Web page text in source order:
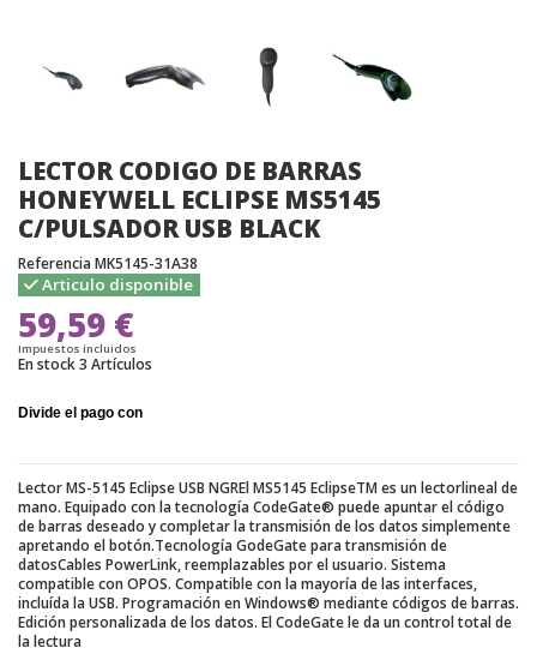
LECTOR CODIGO DE BARRAS
HONEYWELL ECLIPSE MS5145
C/PULSADOR USB BLACK
Referencia MK5145-31A38
Articulo disponible
59,59 €
Impuestos incluidos
En stock3 Artículos
Lector MS-5145 Eclipse USB NGREl MS5145 EclipseTM es un lectorlineal de
mano. Equipado con la tecnología CodeGate® puede apuntar el código
de barras deseado y completar la transmisión de los datos simplemente
apretando el botón.Tecnología GodeGate para transmisión de
datosCables PowerLink, reemplazables por el usuario. Sistema
compatible con OPOS. Compatible con la mayoría de las interfaces,
incluída la USB. Programación en Windows® mediante códigos de barras.
Edición personalizada de los datos. El CodeGate le da un control total de
la lectura